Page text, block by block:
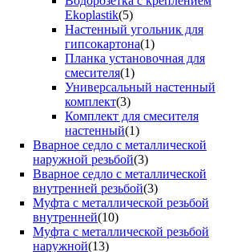
Ekoplastik(5)
Настенный угольник для
гипсокартона(1)
Планка установочная для
смесителя(1)
Универсальный настенный
комплект(3)
Комплект для смесителя
настенный(1)
Вварное седло с металлической
наружной резьбой(3)
Вварное седло с металлической
внутренней резьбой(3)
Муфта с металлической резьбой
внутренней(10)
Муфта с металлической резьбой
наружной(13)